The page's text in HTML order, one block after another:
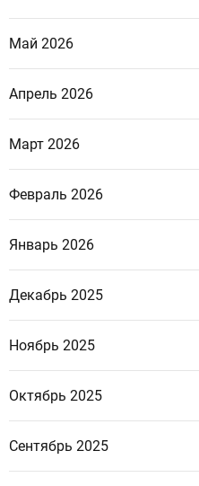
Май 2026
Апрель 2026
Март 2026
Февраль 2026
Январь 2026
Декабрь 2025
Ноябрь 2025
Октябрь 2025
Сентябрь 2025